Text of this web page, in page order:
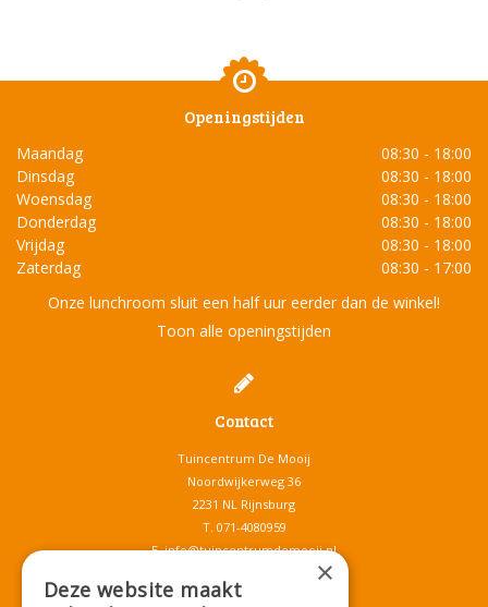
Openingstijden
Maandag
08:30 - 18:00
Dinsdag
08:30 - 18:00
Woensdag
08:30 - 18:00
Donderdag
08:30 - 18:00
Vrijdag
08:30 - 18:00
Zaterdag
08:30 - 17:00
Onze lunchroom sluit een half uur eerder dan de winkel!
Toon alle openingstijden
Contact
Tuincentrum De Mooij
Noordwijkerweg 36
2231 NL Rijnsburg
T. 071-4080959
E.info@tuincentrumdemooij.nl
×
Deze website maakt